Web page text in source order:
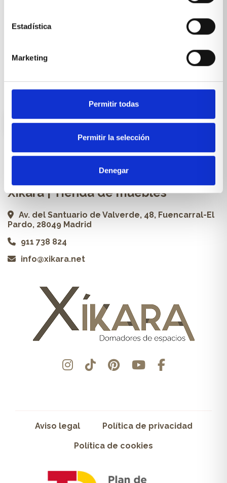
Estadística
Marketing
Permitir todas
Permitir la selección
Denegar
Carpintería a medida
ES
Contacto
Xikara | Tienda de muebles
Av. del Santuario de Valverde, 48, Fuencarral-El
Pardo, 28049 Madrid
911 738 824
info@xikara.net
Aviso legal Política de privacidad
Política de cookies